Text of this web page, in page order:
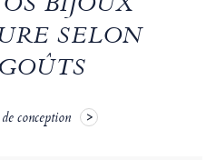
SELON
conception